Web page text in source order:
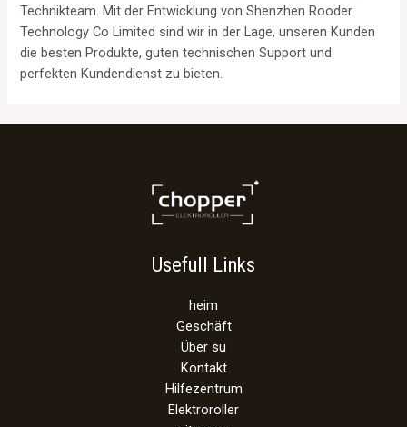
Technikteam. Mit der Entwicklung von Shenzhen Rooder
Technology Co Limited sind wir in der Lage, unseren Kunden
die besten Produkte, guten technischen Support und
perfekten Kundendienst zu bieten.
Usefull Links
heim
Geschäft
Über su
Kontakt
Hilfezentrum
Elektroroller